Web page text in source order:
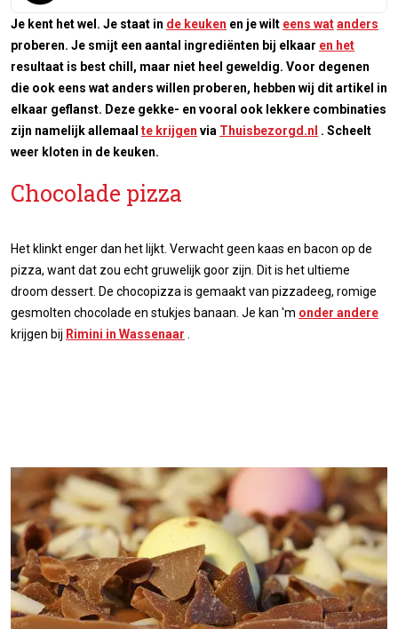
Je kent het wel. Je staat in de keuken en je wilt eens watanders
proberen. Je smijt een aantal ingrediënten bij elkaar en het
resultaat is best chill, maar niet heel geweldig. Voor degenen
die ook eens wat anders willen proberen, hebben wij dit artikel in
elkaar geflanst. Deze gekke- en vooral ook lekkere combinaties
zijn namelijk allemaal te krijgen via Thuisbezorgd.nl . Scheelt
weer kloten in de keuken.
Chocolade pizza
Het klinkt enger dan het lijkt. Verwacht geen kaas en bacon op de
pizza, want dat zou echt gruwelijk goor zijn. Dit is het ultieme
droom dessert. De chocopizza is gemaakt van pizzadeeg, romige
gesmolten chocolade en stukjes banaan. Je kan 'm onder andere
krijgen bij Rimini in Wassenaar .